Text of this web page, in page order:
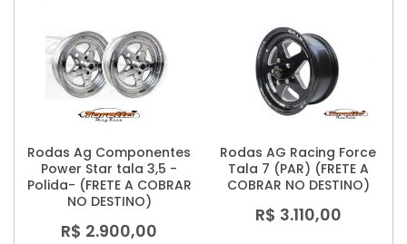
Rodas Ag Componentes
Power Star tala 3,5 -
Polida- (FRETE A COBRAR
NO DESTINO)
R$ 2.900,00
Rodas AG Racing Force
Tala 7 (PAR) (FRETE A
COBRAR NO DESTINO)
R$ 3.110,00